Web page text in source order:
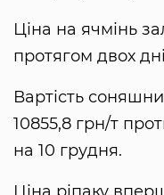
Ціна на ячмінь
протягом двох
Вартість
10855,8 грн/т
на 10 грудня.
Ціна ріпаку